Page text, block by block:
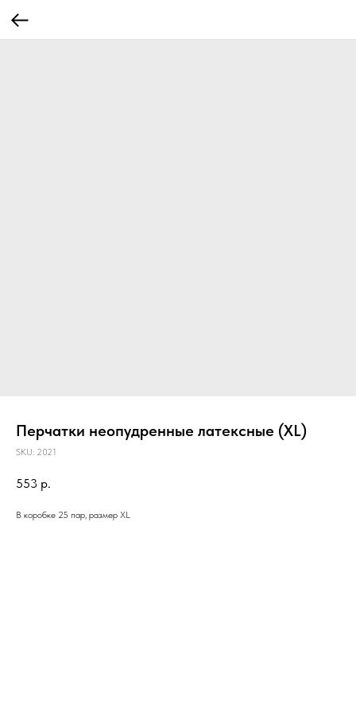
Перчатки неопудренные латексные (XL)
SKU: 2021
553 р.
В коробке 25 пар, размер XL